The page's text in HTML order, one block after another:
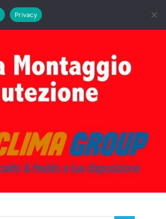
PRIMA ACCENSIONE CALDAIE BIASI
Privacy